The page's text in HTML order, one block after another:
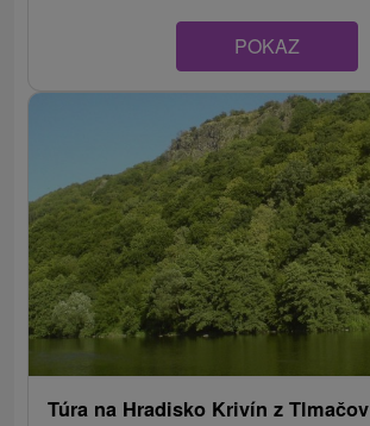
POKAZ
Túra na Hradisko Krivín z Tlmačov